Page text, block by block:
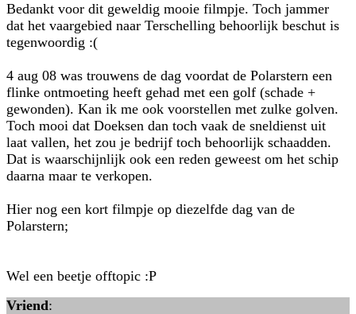
Bedankt voor dit geweldig mooie filmpje. Toch jammer
dat het vaargebied naar Terschelling behoorlijk beschut is
tegenwoordig :(
4 aug 08 was trouwens de dag voordat de Polarstern een
flinke ontmoeting heeft gehad met een golf (schade +
gewonden). Kan ik me ook voorstellen met zulke golven.
Toch mooi dat Doeksen dan toch vaak de sneldienst uit
laat vallen, het zou je bedrijf toch behoorlijk schaadden.
Dat is waarschijnlijk ook een reden geweest om het schip
daarna maar te verkopen.
Hier nog een kort filmpje op diezelfde dag van de
Polarstern;
Wel een beetje offtopic :P
Vriend: